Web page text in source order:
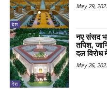
देश
May 29,
देश
नए संसद
तपिश,
दल विरोध
May 26,